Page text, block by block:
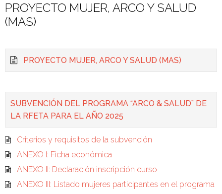
PROYECTO MUJER, ARCO Y SALUD
(MAS)
PROYECTO MUJER, ARCO Y SALUD (MAS)
SUBVENCIÓN DEL PROGRAMA “ARCO & SALUD” DE
LA RFETA PARA EL AÑO 2025
Criterios y requisitos de la subvención
ANEXO I: Ficha económica
ANEXO II: Declaración inscripción curso
ANEXO III: Listado mujeres participantes en el programa